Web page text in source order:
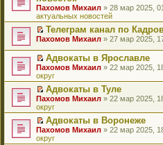
ю
щ
е
н
и
ю
о
о
б
щ
е
н
и
ю
о
м
у
с
о
б
щ
е
н
и
ю
а
н
н
м
у
с
о
о
б
щ
е
н
и
ю
о
ч
и
а
н
н
о
м
у
с
о
о
б
щ
е
н
н
е
п
о
и
т
а
н
н
о
м
у
с
о
о
в
о
м
у
н
п
р
о
ч
и
т
а
н
н
о
м
п
е
р
о
м
у
н
е
п
р
о
ч
и
т
а
н
е
р
е
й
т
к
п
е
р
в
о
м
у
н
е
п
Пахомов Михаил » 28 мар 2025,
актуальных новостей
П
р
е
й
т
и
к
п
е
р
в
о
Телеграм канал по
Пахомов Михаил » 27 мар 2025,
П
е
р
е
й
т
и
к
п
е
Адвокаты в Ярославле
Пахомов Михаил » 22 мар 2025,
округ
П
е
р
е
й
т
Адвокаты в Туле
Пахомов Михаил » 22 мар 2025,
округ
П
е
Адвокаты в Воронеже
Пахомов Михаил » 22 мар 2025,
округ